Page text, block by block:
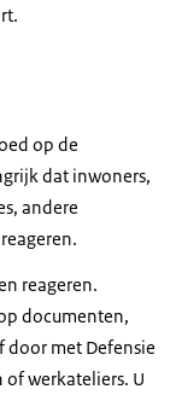
op de
dat inwoners,
andere
reageren.
documenten,
met Defensie
werkateliers. U